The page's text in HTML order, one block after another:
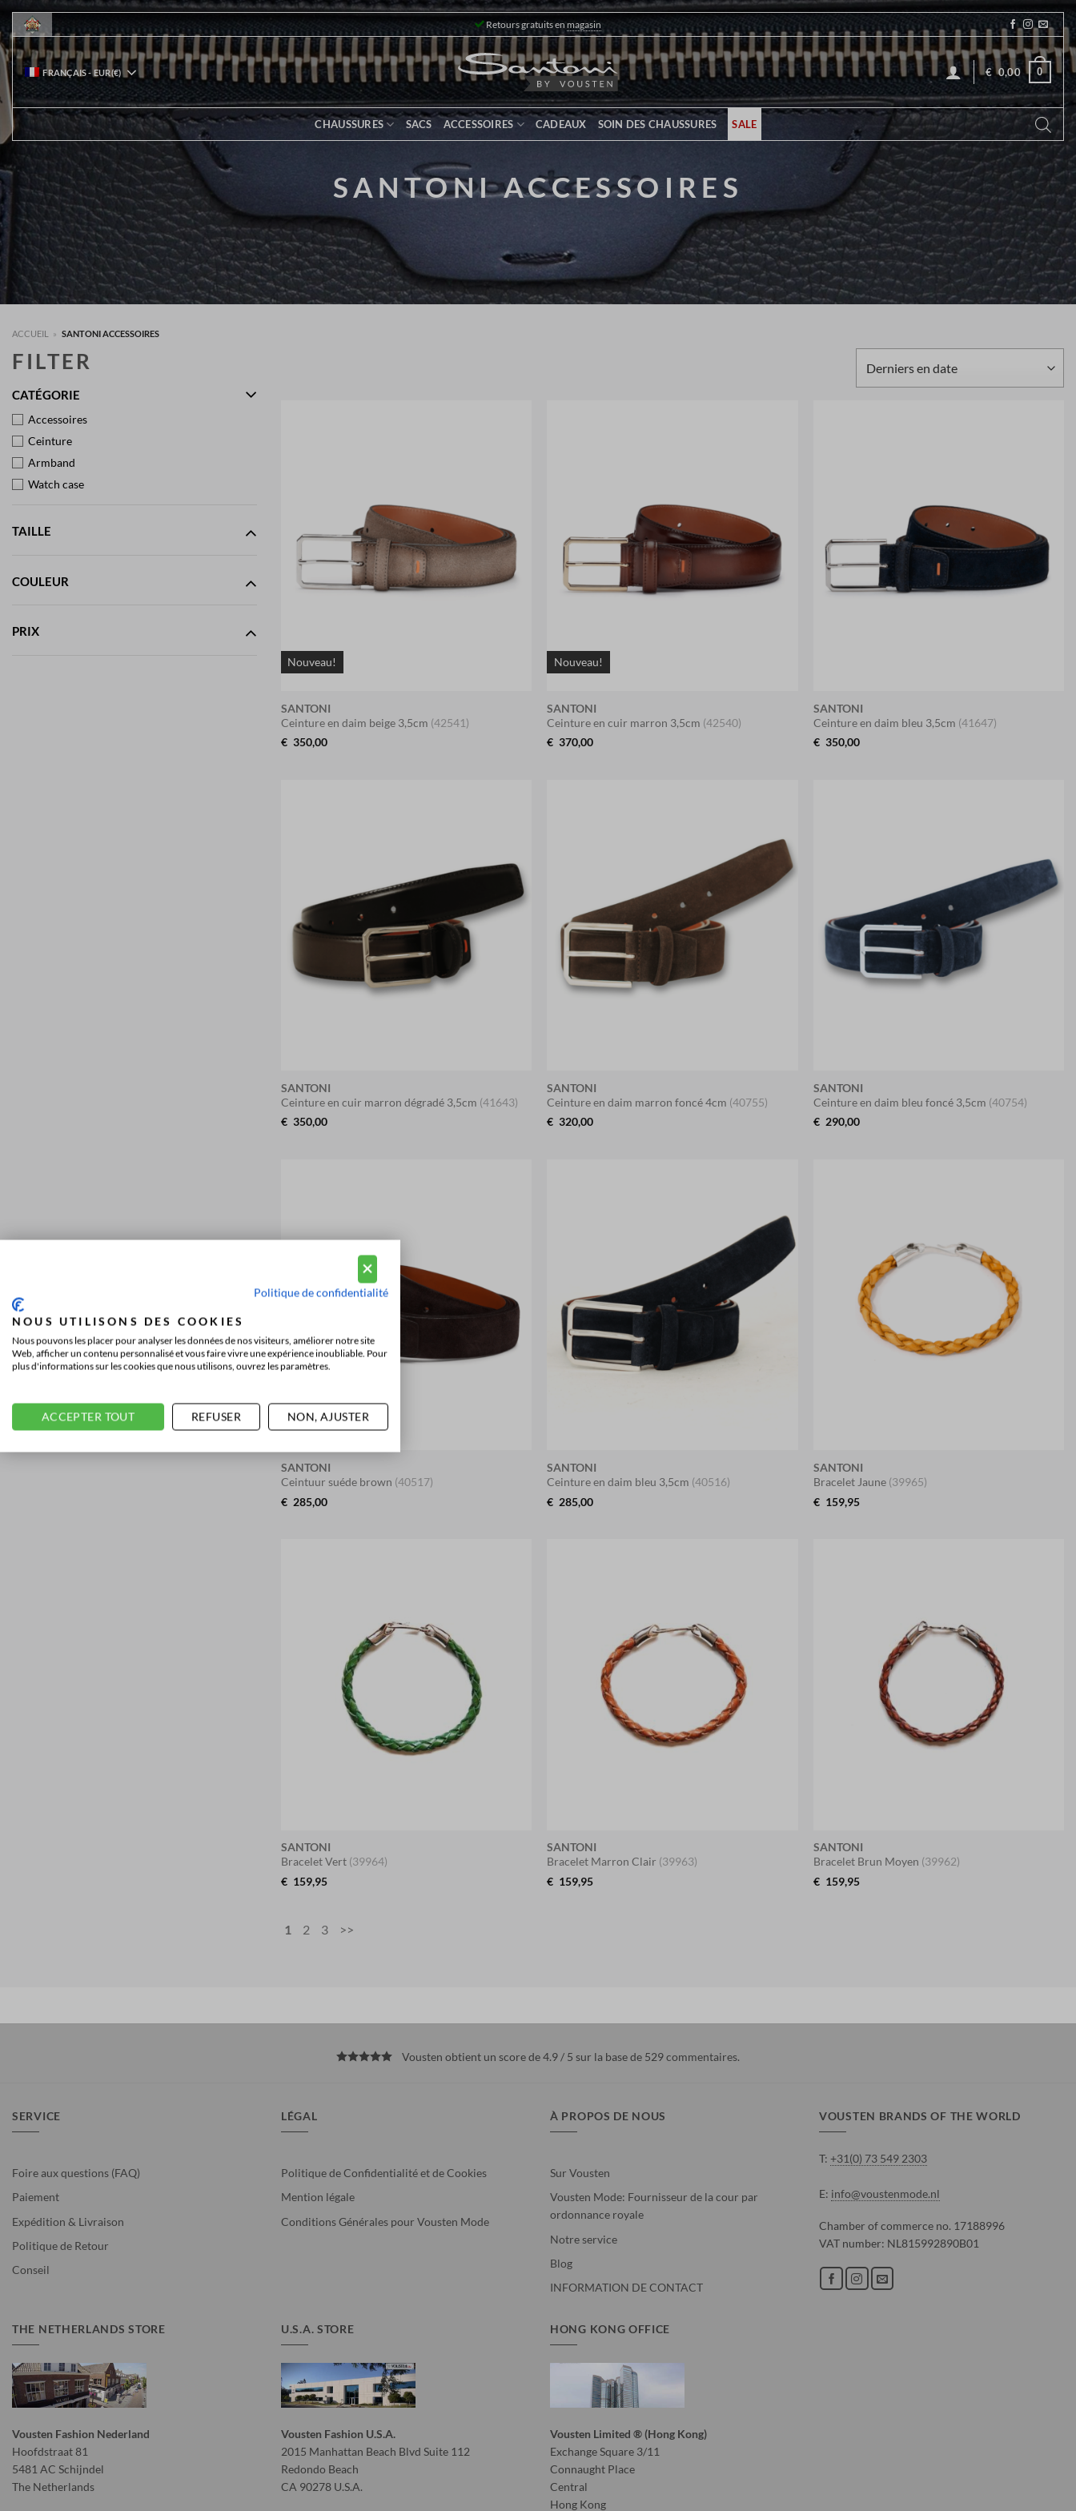
Passer
au
contenu
Retours gratuits en magasin
FRANÇAIS- EUR(€) € 0,00 0
CHAUSSURES SACS ACCESSOIRES CADEAUX SOIN DES CHAUSSURES SALE
SANTONI ACCESSOIRES
ACCUEIL » SANTONI ACCESSOIRES
FILTER
CATÉGORIE
Accessoires
Ceinture
Armband
Watch case
TAILLE
COULEUR
PRIX
Nouveau!
SANTONI
Ceinture en daim beige 3,5cm (42541)
€ 350,00
Nouveau!
SANTONI
Ceinture en cuir marron 3,5cm (42540)
€ 370,00
SANTONI
Ceinture en daim bleu 3,5cm (41647)
€ 350,00
SANTONI
Ceinture en cuir marron dégradé 3,5cm (41643)
€ 350,00
SANTONI
Ceinture en daim marron foncé 4cm (40755)
€ 320,00
SANTONI
Ceinture en daim bleu foncé 3,5cm (40754)
€ 290,00
SANTONI
Ceintuur suéde brown (40517)
€ 285,00
SANTONI
Ceinture en daim bleu 3,5cm (40516)
€ 285,00
SANTONI
Bracelet Jaune (39965)
€ 159,95
SANTONI
Bracelet Vert (39964)
€ 159,95
SANTONI
Bracelet Marron Clair (39963)
€ 159,95
SANTONI
Bracelet Brun Moyen (39962)
€ 159,95
1 2 3 >>
Vousten obtient un score de 4.9 / 5 sur la base de 529commentaires.
SERVICE
Foire aux questions (FAQ)
Paiement
Expédition & Livraison
Politique de Retour
Conseil
LÉGAL
Politique de Confidentialité et de Cookies
Mention légale
Conditions Générales pour Vousten Mode
À PROPOS DE NOUS
Sur Vousten
Vousten Mode: Fournisseur de la cour par
ordonnance royale
Notre service
Blog
INFORMATION DE CONTACT
VOUSTEN BRANDS OF THE WORLD
T: +31(0) 73 549 2303
E: info@voustenmode.nl
Chamber of commerce no. 17188996
VAT number: NL815992890B01
THE NETHERLANDS STORE
Vousten Fashion Nederland
Hoofdstraat 81
5481 AC Schijndel
The Netherlands
U.S.A. STORE
Vousten Fashion U.S.A.
2015 Manhattan Beach Blvd Suite 112
Redondo Beach
CA 90278 U.S.A.
HONG KONG OFFICE
Vousten Limited ® (Hong Kong)
Exchange Square 3/11
Connaught Place
Central
Hong Kong
Politique de confidentialité
NOUS UTILISONS DES COOKIES
Nous pouvons les placer pour analyser les données de nos visiteurs, améliorer notre site
Web, afficher un contenu personnalisé et vous faire vivre une expérience inoubliable. Pour
plus d'informations sur les cookies que nous utilisons, ouvrez les paramètres.
ACCEPTER TOUT REFUSER NON, AJUSTER